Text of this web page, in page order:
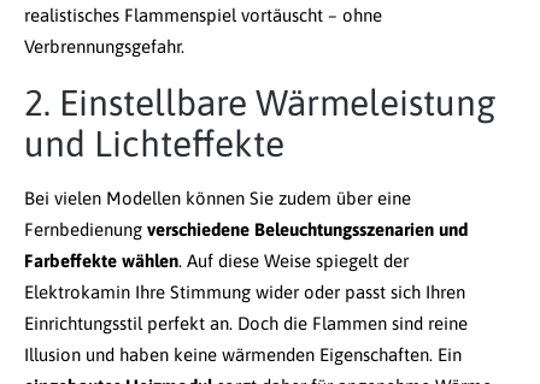
realistisches Flammenspiel vortäuscht – ohne
Verbrennungsgefahr.
2. Einstellbare Wärmeleistung
und Lichteffekte
Bei vielen Modellen können Sie zudem über eine
Fernbedienung verschiedene Beleuchtungsszenarien und
Farbeffekte wählen. Auf diese Weise spiegelt der
Elektrokamin Ihre Stimmung wider oder passt sich Ihren
Einrichtungsstil perfekt an. Doch die Flammen sind reine
Illusion und haben keine wärmenden Eigenschaften. Ein